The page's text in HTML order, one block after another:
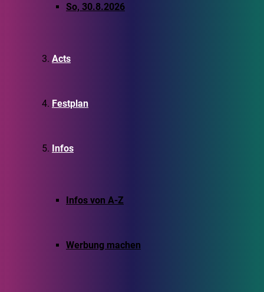
So, 30.8.2026
Acts
Festplan
Infos
Infos von A-Z
Werbung machen